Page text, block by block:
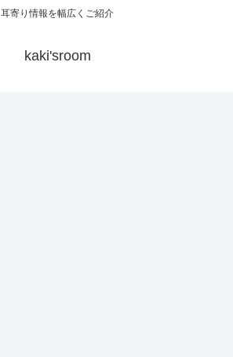
耳寄り情報を幅広くご紹介
kaki'sroom